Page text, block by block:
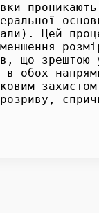
Цей
що зрештою
в обох